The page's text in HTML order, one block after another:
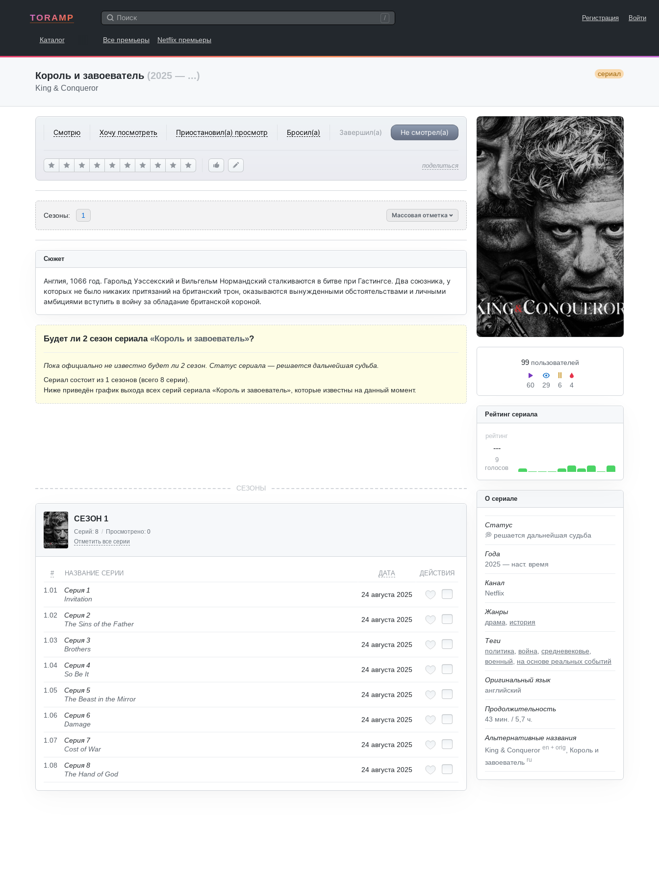
TORAMP / Регистрация Войти
Каталог Все премьеры Netflix премьеры
Король и завоеватель (2025 — ...) сериал
King & Conqueror
Смотрю Хочу посмотреть Приостановил(а) просмотр Бросил(а) Завершил(а) Не смотрел(а)
поделиться
99 пользователей
60 29 6 4
Сезоны: 1 Массовая отметка
О сериале
Статус
💭 решается дальнейшая судьба
Года
2025 — наст. время
Канал
Netflix
Жанры
драма
история
Теги
политика
война средневековье
военный
на основе реальных событий
Оригинальный язык
английский
Продолжительность
43 мин. / 5,7 ч.
Альтернативные названия
King & Conqueror en + orig
, Король и
завоеватель ru
Рейтинг сериала
рейтинг
---
9
голосов
Сюжет
Англия, 1066 год. Гарольд Уэссекский и Вильгельм Нормандский сталкиваются в битве при Гастингсе. Два союзника, у
которых не было никаких притязаний на британский трон, оказываются вынужденными обстоятельствами и личными
амбициями вступить в войну за обладание британской короной.
Будет ли 2 сезон сериала «Король и завоеватель»?
Пока официально не известно будет ли 2 сезон. Статус сериала — решается дальнейшая судьба.
Сериал состоит из 1 сезонов (всего 8 серии).
Ниже приведён график выхода всех серий сериала «Король и завоеватель», которые известны на данный момент.
СЕЗОНЫ
СЕЗОН 1
Серий: 8 / Просмотрено: 0
Отметить все серии
# НАЗВАНИЕ СЕРИИ ДАТА ДЕЙСТВИЯ
1.01
Серия 1
Invitation
24 августа 2025
1.02
Серия 2
The Sins of the Father
24 августа 2025
1.03
Серия 3
Brothers
24 августа 2025
1.04
Серия 4
So Be It
24 августа 2025
1.05
Серия 5
The Beast in the Mirror
24 августа 2025
1.06
Серия 6
Damage
24 августа 2025
1.07
Серия 7
Cost of War
24 августа 2025
1.08
Серия 8
The Hand of God
24 августа 2025